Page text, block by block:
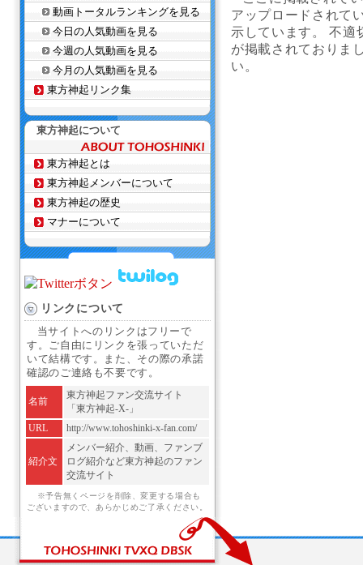
アップロードされて
示しています。 不適
が掲載されておりま
い。
動画トータルランキングを見る
今日の人気動画を見る
今週の人気動画を見る
今月の人気動画を見る
東方神起リンク集
東方神起について
東方神起とは
東方神起メンバーについて
東方神起の歴史
マナーについて
リンクについて
当サイトへのリンクはフリーで
す。ご自由にリンクを張っていただ
いて結構です。また、その際の承諾
確認のご連絡も不要です。
名前
東方神起ファン交流サイト
「東方神起-X-」
URL
http://www.tohoshinki-x-fan.com/
紹介文
メンバー紹介、動画、ファンブ
ログ紹介など東方神起のファン
交流サイト
※予告無くページを削除、変更する場合も
ございますので、あらかじめご了承ください。